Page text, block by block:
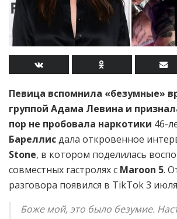
Певица вспомнила «безумные»
группой Адама Левина и
пор не пробовала наркотики 46-
Бареллисдала откровенное
Stone, в котором поделилась
совместных гастролях с Maroon 5.
разговора появился в TikTok 3
Боже мой, это было безумие.